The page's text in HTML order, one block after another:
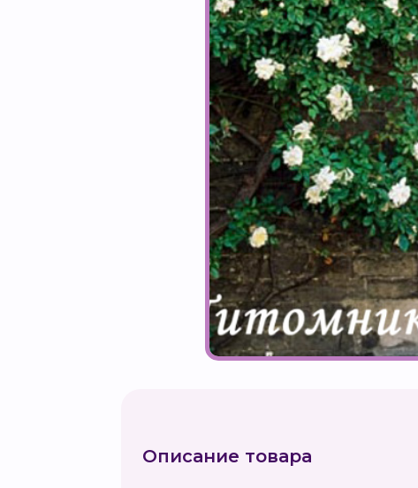
Описание товара